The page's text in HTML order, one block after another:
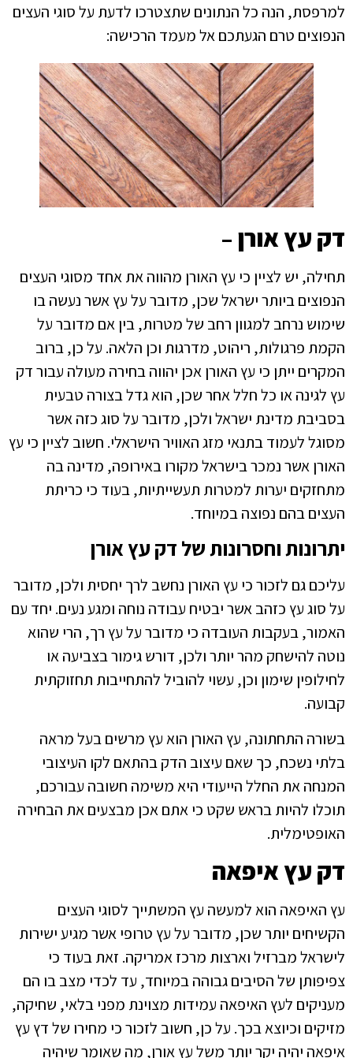
למרפסת, הנה כל הנתונים שתצטרכו לדעת על סוגי העצים
הנפוצים טרם הגעתכם אל מעמד הרכישה:
דק עץ אורן –
תחילה, יש לציין כי עץ האורן מהווה את אחד מסוגי העצים
הנפוצים ביותר ישראל שכן, מדובר על עץ אשר נעשה בו
שימוש נרחב למגוון רחב של מטרות, בין אם מדובר על
הקמת פרגולות, ריהוט, מדרגות וכן הלאה. על כן, ברוב
המקרים ייתן כי עץ האורן אכן יהווה בחירה מעולה עבור דק
עץ לגינה או כל חלל אחר שכן, הוא גדל בצורה טבעית
בסביבת מדינת ישראל ולכן, מדובר על סוג כזה אשר
מסוגל לעמוד בתנאי מזג האוויר הישראלי. חשוב לציין כי עץ
האורן אשר נמכר בישראל מקורו באירופה, מדינה בה
מתחזקים יערות למטרות תעשייתיות, בעוד כי כריתת
העצים בהם נפוצה במיוחד.
יתרונות וחסרונות של דק עץ אורן
עליכם גם לזכור כי עץ האורן נחשב לרך יחסית ולכן, מדובר
על סוג עץ כזהב אשר יבטיח עבודה נוחה ומגע נעים. יחד עם
האמור, בעקבות העובדה כי מדובר על עץ רך, הרי שהוא
נוטה להישחק מהר יותר ולכן, דורש גימור בצביעה או
לחילופין שימון וכן, עשוי להוביל להתחייבות תחזוקתית
קבועה.
בשורה התחתונה, עץ האורן הוא עץ מרשים בעל מראה
בלתי נשכח, כך שאם עיצוב הדק בהתאם לקו העיצובי
המנחה את החלל הייעודי היא משימה חשובה עבורכם,
תוכלו להיות בראש שקט כי אתם אכן מבצעים את הבחירה
האופטימלית.
דק עץ איפאה
עץ האיפאה הוא למעשה עץ המשתייך לסוגי העצים
הקשיחים יותר שכן, מדובר על עץ טרופי אשר מגיע ישירות
לישראל מברזיל וארצות מרכז אמריקה. זאת בעוד כי
צפיפותן של הסיבים גבוהה במיוחד, עד לכדי מצב בו הם
מעניקים לעץ האיפאה עמידות מצוינת מפני בלאי, שחיקה,
מזיקים וכיוצא בכך. על כן, חשוב לזכור כי מחירו של דץ עץ
איפאה יהיה יקר יותר משל עץ אורן, מה שאומר שיהיה